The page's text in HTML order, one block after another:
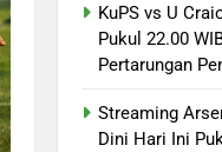
KuPS vs U
Pukul 22.00
Pertarungan
Streaming
Dini Hari Ini